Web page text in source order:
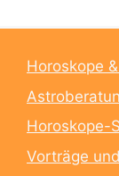
Horoskope
Horoskope-
Vorträge